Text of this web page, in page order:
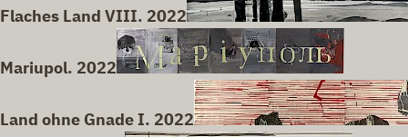
Flaches Land VIII. 2022
Mariupol. 2022
Land ohne Gnade I. 2022